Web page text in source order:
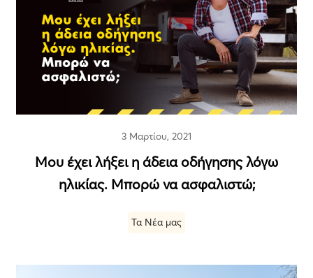
3 Μαρτίου, 2021
Μου έχει λήξει η άδεια οδήγησης λόγω
ηλικίας. Μπορώ να ασφαλιστώ;
Τα Νέα μας